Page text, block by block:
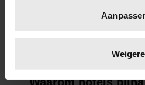
scannen op specifieke
verwerkt en stel uw voorkeuren
intrekken in de